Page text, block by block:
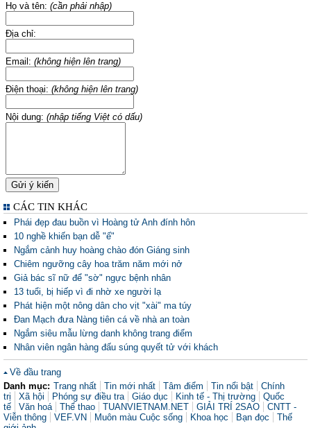
Họ và tên: (cần phải nhập)
Địa chỉ:
Email: (không hiện lên trang)
Điện thoại: (không hiện lên trang)
Nội dung: (nhập tiếng Việt có dấu)
CÁC TIN KHÁC
Phái đẹp đau buồn vì Hoàng tử Anh đính hôn
10 nghề khiến bạn dễ "ế"
Ngắm cảnh huy hoàng chào đón Giáng sinh
Chiêm ngưỡng cây hoa trăm năm mới nở
Giả bác sĩ nữ để "sờ" ngực bệnh nhân
13 tuổi, bị hiếp vì đi nhờ xe người lạ
Phát hiện một nông dân cho vịt "xài" ma túy
Đan Mạch đưa Nàng tiên cá về nhà an toàn
Ngắm siêu mẫu lừng danh không trang điểm
Nhân viên ngân hàng đấu súng quyết tử với khách
Về đầu trang
Danh mục: Trang nhất Tin mới nhất Tâm điểm Tin nổi bật
Chính
trị
Xã hội Phóng sự điều tra Giáo dục Kinh tế - Thị trường
Quốc
tế
Văn hoá Thể thao TUANVIETNAM.NET GIẢI TRÍ 2SAO
CNTT -
Viễn thông
VEF.VN Muôn màu Cuộc sống Khoa học Bạn đọc
Thế